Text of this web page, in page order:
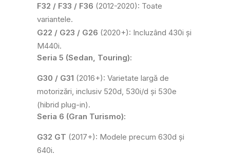
F32 / F33 / F36 (2012-2020): Toate
variantele.
G22 / G23 / G26 (2020+): Incluzând 430i și
M440i.
Seria 5 (Sedan, Touring):
G30 / G31 (2016+): Varietate largă de
motorizări, inclusiv 520d, 530i/d și 530e
(hibrid plug-in).
Seria 6 (Gran Turismo):
G32 GT (2017+): Modele precum 630d și
640i.